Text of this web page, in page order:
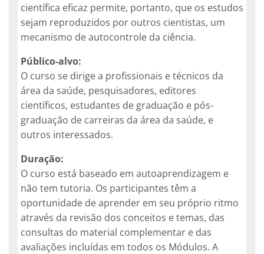
científica eficaz permite, portanto, que os estudos
sejam reproduzidos por outros cientistas, um
mecanismo de autocontrole da ciência.
Público-alvo:
O curso se dirige a profissionais e técnicos da
área da saúde, pesquisadores, editores
científicos, estudantes de graduação e pós-
graduação de carreiras da área da saúde, e
outros interessados.
Duração:
O curso está baseado em autoaprendizagem e
não tem tutoria. Os participantes têm a
oportunidade de aprender em seu próprio ritmo
através da revisão dos conceitos e temas, das
consultas do material complementar e das
avaliações incluídas em todos os Módulos. A